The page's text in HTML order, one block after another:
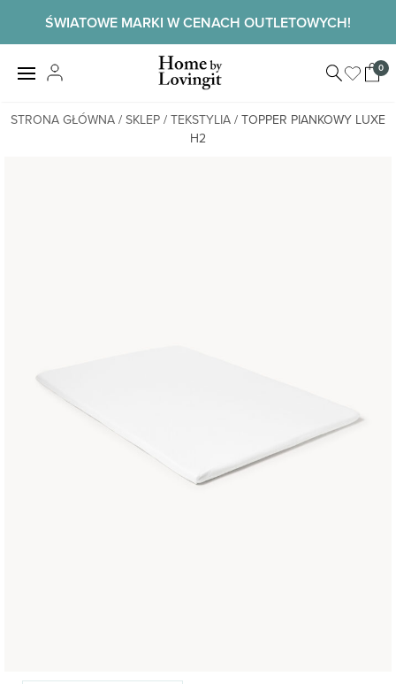
ŚWIATOWE MARKI W CENACH OUTLETOWYCH!
Home by
LovingIt
View
cart
0
STRONA GŁÓWNA / SKLEP / TEKSTYLIA / TOPPER PIANKOWY LUXE
H2